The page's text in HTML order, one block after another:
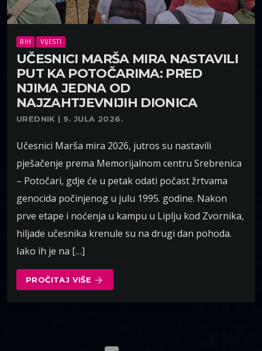
BIH VIJESTI
UČESNICI MARŠA MIRA NASTAVILI
PUT KA POTOČARIMA: PRED
NJIMA JEDNA OD
NAJZAHTJEVNIJIH DIONICA
UREDNIK | 9. JULA 2026.
Učesnici Marša mira 2026, jutros su nastavili
pješačenje prema Memorijalnom centru Srebrenica
– Potočari, gdje će u petak odati počast žrtvama
genocida počinjenog u julu 1995. godine. Nakon
prve etape i noćenja u kampu u Liplju kod Zvornika,
hiljade učesnika krenule su na drugi dan pohoda.
Iako ih je na […]
PROČITAJ VIŠE arrow_forward